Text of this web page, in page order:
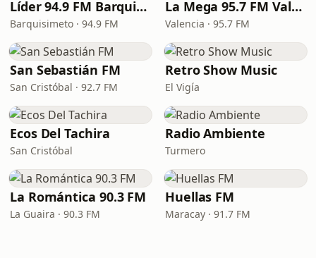
Líder 94.9 FM Barquisimeto
Barquisimeto · 94.9 FM
La Mega 95.7 FM Valencia
Valencia · 95.7 FM
San Sebastián FM
San Cristóbal · 92.7 FM
Retro Show Music
El Vigía
Ecos Del Tachira
San Cristóbal
Radio Ambiente
Turmero
La Romántica 90.3 FM
La Guaira · 90.3 FM
Huellas FM
Maracay · 91.7 FM